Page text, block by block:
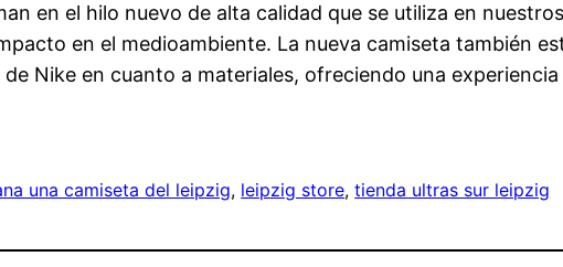
en el hilo nuevo de alta calidad que se utiliza en
en el medioambiente. La nueva camiseta también
Nike en cuanto a materiales, ofreciendo una
una camiseta del leipzig, leipzig store, tienda ultras sur leipzig